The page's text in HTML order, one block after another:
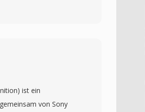
Computerzugriff
konnten. Das
von 720x480
ist ein
von Sony